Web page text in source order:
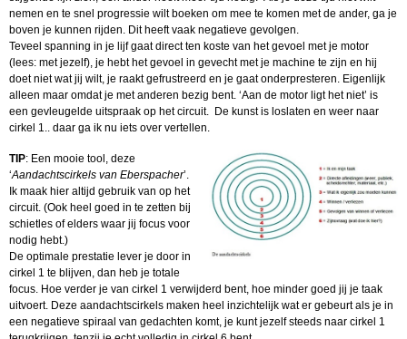
nemen en te snel progressie wilt boeken om mee te komen met de ander, ga je
boven je kunnen rijden. Dit heeft vaak negatieve gevolgen.
Teveel spanning in je lijf gaat direct ten koste van het gevoel met je motor
(lees: met jezelf), je hebt het gevoel in gevecht met je machine te zijn en hij
doet niet wat jij wilt, je raakt gefrustreerd en je gaat onderpresteren. Eigenlijk
alleen maar omdat je met anderen bezig bent. ‘Aan de motor ligt het niet’ is
een gevleugelde uitspraak op het circuit. De kunst is loslaten en weer naar
cirkel 1.. daar ga ik nu iets over vertellen.
TIP: Een mooie tool, deze
‘Aandachtscirkels van Eberspacher’.
Ik maak hier altijd gebruik van op het
circuit. (Ook heel goed in te zetten bij
schietles of elders waar jij focus voor
nodig hebt.)
De optimale prestatie lever je door in
cirkel 1 te blijven, dan heb je totale
focus. Hoe verder je van cirkel 1 verwijderd bent, hoe minder goed jij je taak
uitvoert. Deze aandachtscirkels maken heel inzichtelijk wat er gebeurt als je in
een negatieve spiraal van gedachten komt, je kunt jezelf steeds naar cirkel 1